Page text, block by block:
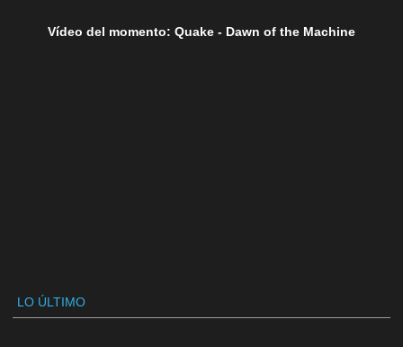
Vídeo del momento: Quake - Dawn of the Machine
LO ÚLTIMO